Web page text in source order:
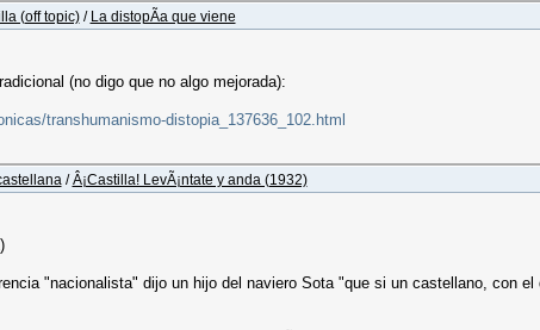
(off topic)/ La distopÃ­a que viene
(no digo que no algo mejorada):
transhumanismo-distopia_137636_102.html
/Â¡Castilla! LevÃ¡ntate y anda (1932)
"nacionalista" dijo un hijo del naviero Sota "que si un castellano, con